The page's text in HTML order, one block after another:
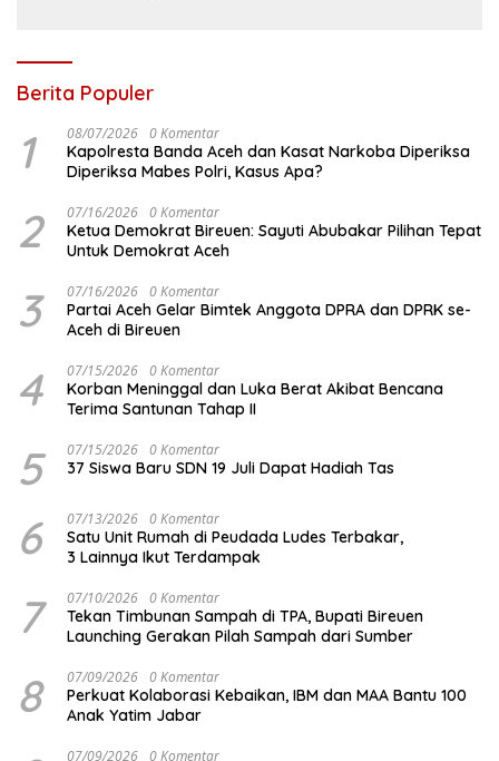
Berita Populer
1 08/07/2026 0 Komentar
Kapolresta Banda Aceh dan Kasat Narkoba Diperiksa
Diperiksa Mabes Polri, Kasus Apa?
2 07/16/2026 0 Komentar
Ketua Demokrat Bireuen: Sayuti Abubakar Pilihan Tepat
Untuk Demokrat Aceh
3 07/16/2026 0 Komentar
Partai Aceh Gelar Bimtek Anggota DPRA dan DPRK se-
Aceh di Bireuen
4 07/15/2026 0 Komentar
Korban Meninggal dan Luka Berat Akibat Bencana
Terima Santunan Tahap II
5 07/15/2026 0 Komentar
37 Siswa Baru SDN 19 Juli Dapat Hadiah Tas
6 07/13/2026 0 Komentar
Satu Unit Rumah di Peudada Ludes Terbakar,
3 Lainnya Ikut Terdampak
7 07/10/2026 0 Komentar
Tekan Timbunan Sampah di TPA, Bupati Bireuen
Launching Gerakan Pilah Sampah dari Sumber
8 07/09/2026 0 Komentar
Perkuat Kolaborasi Kebaikan, IBM dan MAA Bantu 100
Anak Yatim Jabar
07/09/2026 0 Komentar